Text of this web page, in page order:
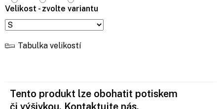
Velikost - zvolte variantu
Tabulka velikostí
Tento produkt lze obohatit potiskem
či výšivkou. Kontaktujte nás.